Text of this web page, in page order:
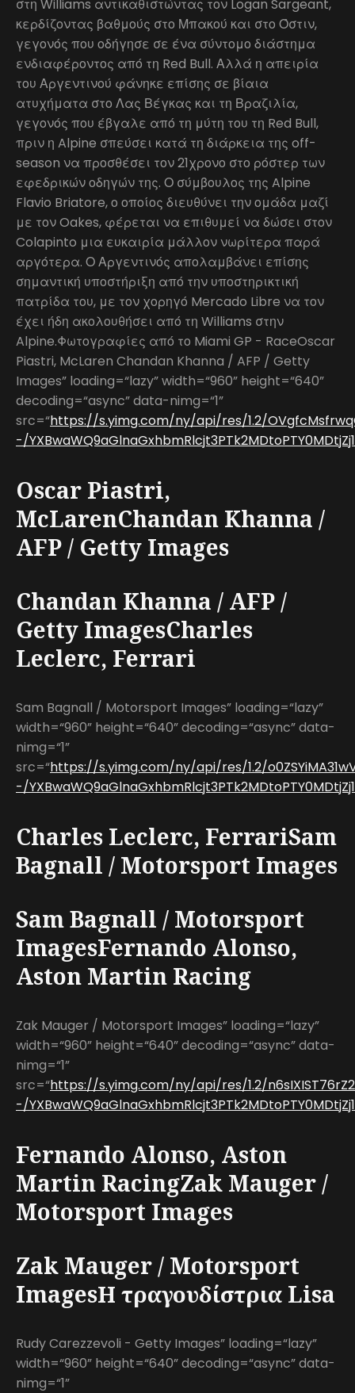
στη Williams αντικαθιστώντας τον Logan Sargeant,
κερδίζοντας βαθμούς στο Μπακού και στο Όστιν,
γεγονός που οδήγησε σε ένα σύντομο διάστημα
ενδιαφέροντος από τη Red Bull. Αλλά η απειρία
του Αργεντινού φάνηκε επίσης σε βίαια
ατυχήματα στο Λας Βέγκας και τη Βραζιλία,
γεγονός που έβγαλε από τη μύτη του τη Red Bull,
πριν η Alpine σπεύσει κατά τη διάρκεια της off-
season να προσθέσει τον 21χρονο στο ρόστερ των
εφεδρικών οδηγών της. Ο σύμβουλος της Alpine
Flavio Briatore, ο οποίος διευθύνει την ομάδα μαζί
με τον Oakes, φέρεται να επιθυμεί να δώσει στον
Colapinto μια ευκαιρία μάλλον νωρίτερα παρά
αργότερα. Ο Αργεντινός απολαμβάνει επίσης
σημαντική υποστήριξη από την υποστηρικτική
πατρίδα του, με τον χορηγό Mercado Libre να τον
έχει ήδη ακολουθήσει από τη Williams στην
Alpine.Φωτογραφίες από το Miami GP - RaceOscar
Piastri, McLaren Chandan Khanna / AFP / Getty
Images” loading=“lazy” width=“960” height=“640”
decoding=“async” data-nimg=“1”
src=“https://s.yimg.com/ny/api/res/1.2/
-/
Oscar Piastri,
McLarenChandan Khanna /
AFP / Getty Images
Chandan Khanna / AFP /
Getty ImagesCharles
Leclerc, Ferrari
Sam Bagnall / Motorsport Images” loading=“lazy”
width=“960” height=“640” decoding=“async” data-
nimg=“1”
src=“https://s.yimg.com/ny/api/res/1.2/
-/
Charles Leclerc, FerrariSam
Bagnall / Motorsport Images
Sam Bagnall / Motorsport
ImagesFernando Alonso,
Aston Martin Racing
Zak Mauger / Motorsport Images” loading=“lazy”
width=“960” height=“640” decoding=“async” data-
nimg=“1”
src=“https://s.yimg.com/ny/api/res/1.2/
-/
Fernando Alonso, Aston
Martin RacingZak Mauger /
Motorsport Images
Zak Mauger / Motorsport
ImagesΗ τραγουδίστρια Lisa
Rudy Carezzevoli - Getty Images” loading=“lazy”
width=“960” height=“640” decoding=“async” data-
nimg=“1”